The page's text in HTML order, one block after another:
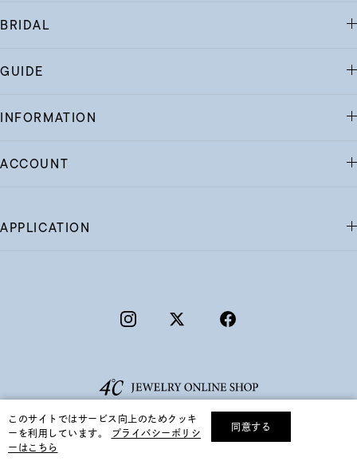
絞り込んで検索する
BRIDAL
GUIDE
INFORMATION
ACCOUNT
APPLICATION
このサイトではサービス向上のためクッキ
ーを利用しています。
プライバシーポリシ
ーはこちら
同意する